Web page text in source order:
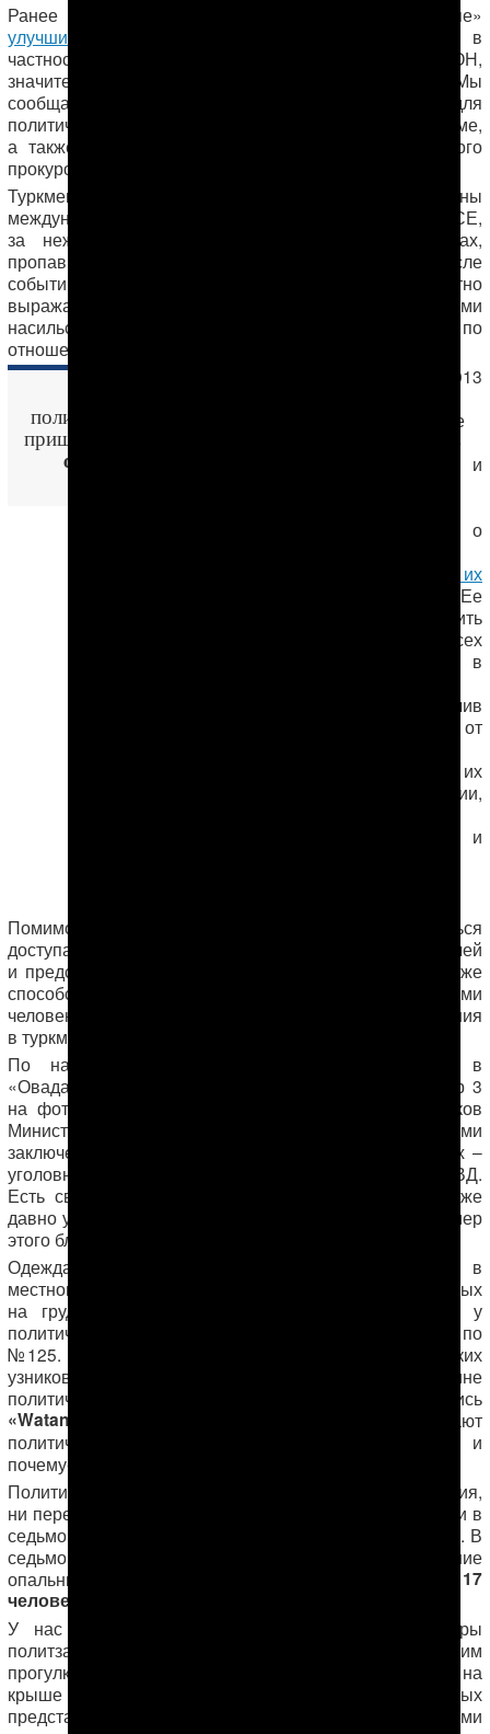
Ранее мы также писали, что в тюрьме «Овадан-Депе»
улучшились условия содержания заключенных
, в
частности, прекратились избиения со стороны ОМОН,
значительно улучшилось питание осужденных. Мы
сообщали, что отныне тюрьма будет только для
политических узников, людей, обвиненных в ваххабизме,
а также членов «группировки» бывшего генерального
прокурора страны
Туркменистан не раз подвергался критике со стороны
международных организаций, в том числе ООН и ОБСЕ,
за нежелание предоставить информацию о лицах,
пропавших без вести в туркменских тюрьмах. После
событий ноября 2002 года правозащитники неоднократно
выражали серьезную озабоченность случаями
насильственных исчезновений и применения пыток по
отношению к заключенным.
политическим заключенным
пришивается надпись
dönügi» («Изменник
В сентябре 2013
международные
правозащитные
организации и
объявили о
«Покажите их
. Ее
цель — выяснить
судьбы всех
пропавших в
тюрьмах, получив
информацию от
властей об их
местонахождении,
здоровья и
Помимо этого, правозащитники намереваются добиться
доступа к заключенным для их семей, адвокатов, врачей
и представителей международных организаций, а также
способствовать улучшению общей ситуации с правами
человека в Туркменистане, включая условия содержания
в туркменских тюрьмах.
По нашим данным, политические заключенные в
«Овадан-Депе» содержатся в пятом блоке (см. номер 3
на фото), у них отдельная охрана в лице сотрудников
Министерства национальной безопасности, с другими
заключенными они не пересекаются. Всех остальных –
уголовников и «ваххабитов», охраняют сотрудники МВД.
Есть сведения, что многие из политзаключенных «уже
давно умерли, некоторые сошли с ума, нередко из камер
этого блока доносился то ли плач, то ли вой».
Одежда для заключенных шьется один раз в год в
местном швейном цехе, и если у обычных заключенных
на груди имеются бирки с фамилией и статьей, у
политических же узников там просто номера — с №43 по
№125. Из этого можно сделать вывод, что политических
узников осталось
. К одежде на спине
политическим заключенным пришивается надпись
«Watan dönügi» («Изменник родины»)
. Купают
политических один раз в 10 дней холодной водой и
почему-то только в ночное время суток.
Политическим и «ваххабитам» не положены ни свидания,
ни передачи. Последних около
, живут они в
седьмом блоке (4 камеры) и в восьмом блоке (6 камер). В
седьмом блоке в одиночных камерах отбывали наказание
опальные министры, в конце 2013 года их было 17
человек
У нас нет сведений о том, как выглядят камеры
политзаключенных. Неизвестно также, положены ли им
прогулки, но, судя по наличию прогулочных камер на
крыше этого блока, то, скорее, да. Камеры для остальных
представляют собой помещение 5х6 метров с потолками